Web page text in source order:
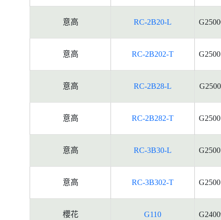
意高 RC-2B20-L
意高 RC-2B202-T
意高 RC-2B28-L
意高 RC-2B282-T
意高 RC-3B30-L
意高 RC-3B302-T
櫻花 G110